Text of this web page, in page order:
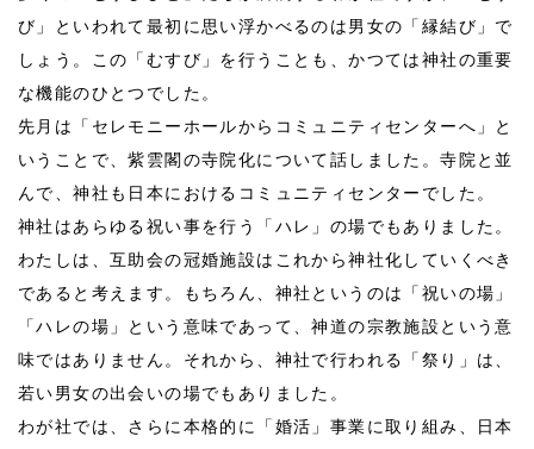
び」といわれて最初に思い浮かべるのは男女の「縁結び」で
しょう。この「むすび」を行うことも、かつては神社の重要
な機能のひとつでした。
先月は「セレモニーホールからコミュニティセンターへ」と
いうことで、紫雲閣の寺院化について話しました。寺院と並
んで、神社も日本におけるコミュニティセンターでした。
神社はあらゆる祝い事を行う「ハレ」の場でもありました。
わたしは、互助会の冠婚施設はこれから神社化していくべき
であると考えます。もちろん、神社というのは「祝いの場」
「ハレの場」という意味であって、神道の宗教施設という意
味ではありません。それから、神社で行われる「祭り」は、
若い男女の出会いの場でもありました。
わが社では、さらに本格的に「婚活」事業に取り組み、日本